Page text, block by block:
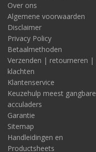
Over ons
Algemene voorwaarden
Disclaimer
Privacy Policy
Betaalmethoden
Verzenden | retourneren |
klachten
Klantenservice
Keuzehulp meest gangbare
acculaders
Garantie
Sitemap
Handleidingen en
Productsheets